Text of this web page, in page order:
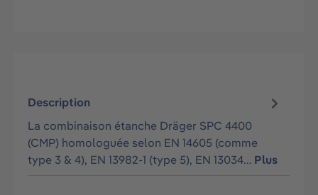
Description
La combinaison étanche Dräger SPC 4400
(CMP) homologuée selon EN 14605 (comme
type 3 & 4), EN 13982-1 (type 5), EN 13034… Plus